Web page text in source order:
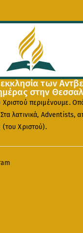
εκκλησία των
στην
περιμένουμε.
λατινικά, Adventists,
Χριστού).